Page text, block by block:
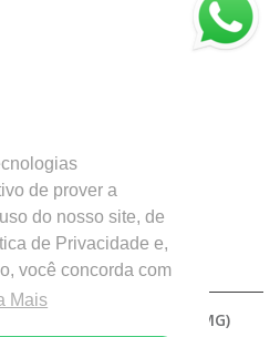
de prover a
do nosso site, de
de Privacidade e,
você concorda com
Mais
de Patos de Minas (MG)